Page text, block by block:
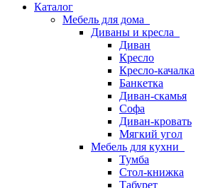
Каталог
Мебель для дома
Диваны и кресла
Диван
Кресло
Кресло-качалка
Банкетка
Диван-скамья
Софа
Диван-кровать
Мягкий угол
Мебель для кухни
Тумба
Стол-книжка
Табурет